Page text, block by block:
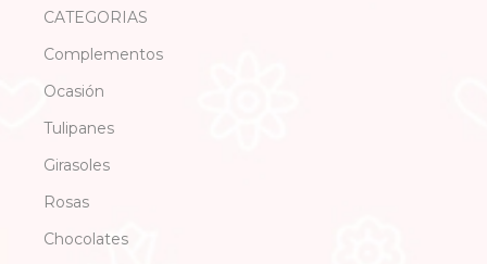
CATEGORIAS
Complementos
Ocasión
Tulipanes
Girasoles
Rosas
Chocolates